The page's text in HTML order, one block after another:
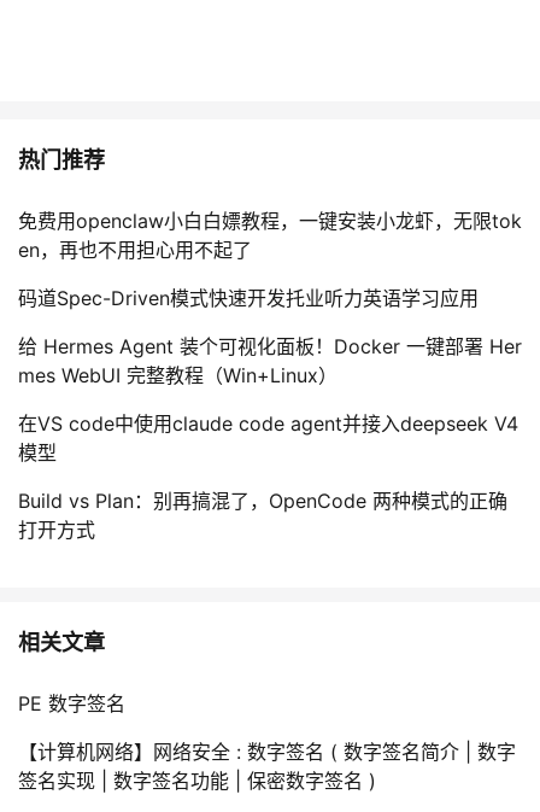
热门推荐
免费用openclaw小白白嫖教程，一键安装小龙虾，无限tok
en，再也不用担心用不起了
码道Spec-Driven模式快速开发托业听力英语学习应用
给 Hermes Agent 装个可视化面板！Docker 一键部署 Her
mes WebUI 完整教程（Win+Linux）
在VS code中使用claude code agent并接入deepseek V4
模型
Build vs Plan：别再搞混了，OpenCode 两种模式的正确
打开方式
相关文章
PE 数字签名
【计算机网络】网络安全 : 数字签名 ( 数字签名简介 | 数字
签名实现 | 数字签名功能 | 保密数字签名 )